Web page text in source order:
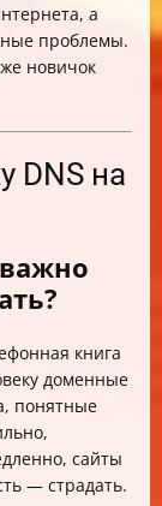
а
проблемы.
новичок
DNS на
книга
доменные
понятные
сайты
— страдать.